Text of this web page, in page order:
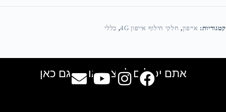
קטגוריות: אייפון, חלקי חילוף אייפון 4G , כללי
אתם יכולים למצוא אותנו גם כאן